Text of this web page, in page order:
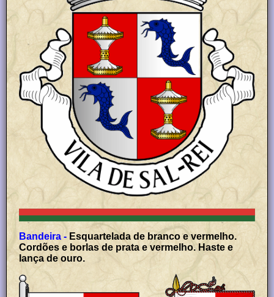
Bandeira - Esquartelada de branco e vermelho.
Cordões e borlas de prata e vermelho. Haste e
lança de ouro.